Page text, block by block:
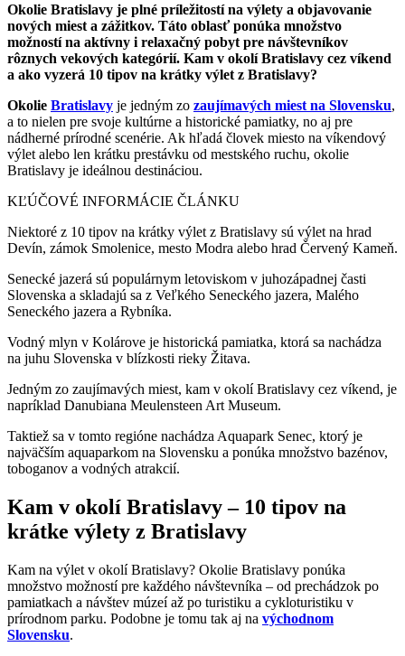
Okolie Bratislavy je plné príležitostí na výlety a objavovanie
nových miest a zážitkov. Táto oblasť ponúka množstvo
možností na aktívny i relaxačný pobyt pre návštevníkov
rôznych vekových kategórií. Kam v okolí Bratislavy cez víkend
a ako vyzerá 10 tipov na krátky výlet z Bratislavy?
Okolie Bratislavy je jedným zo zaujímavých miest na Slovensku,
a to nielen pre svoje kultúrne a historické pamiatky, no aj pre
nádherné prírodné scenérie. Ak hľadá človek miesto na víkendový
výlet alebo len krátku prestávku od mestského ruchu, okolie
Bratislavy je ideálnou destináciou.
KĽÚČOVÉ INFORMÁCIE ČLÁNKU
Niektoré z 10 tipov na krátky výlet z Bratislavy sú výlet na hrad
Devín, zámok Smolenice, mesto Modra alebo hrad Červený Kameň.
Senecké jazerá sú populárnym letoviskom v juhozápadnej časti
Slovenska a skladajú sa z Veľkého Seneckého jazera, Malého
Seneckého jazera a Rybníka.
Vodný mlyn v Kolárove je historická pamiatka, ktorá sa nachádza
na juhu Slovenska v blízkosti rieky Žitava.
Jedným zo zaujímavých miest, kam v okolí Bratislavy cez víkend, je
napríklad Danubiana Meulensteen Art Museum.
Taktiež sa v tomto regióne nachádza Aquapark Senec, ktorý je
najväčším aquaparkom na Slovensku a ponúka množstvo bazénov,
toboganov a vodných atrakcií.
Kam v okolí Bratislavy – 10 tipov na
krátke výlety z Bratislavy
Kam na výlet v okolí Bratislavy? Okolie Bratislavy ponúka
množstvo možností pre každého návštevníka – od prechádzok po
pamiatkach a návštev múzeí až po turistiku a cykloturistiku v
prírodnom parku. Podobne je tomu tak aj na východnom
Slovensku.